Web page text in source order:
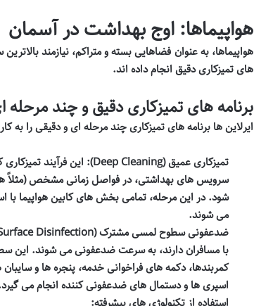
هواپیماها: اوج بهداشت در آسمان
هواپیماها، به عنوان فضاهایی بسته و متراکم، نیازمند
های تمیزکاری دقیق انجام داده اند.
برنامه های تمیزکاری دقیق و چند مرحله
ایرلاین ها برنامه های تمیزکاری چند مرحله ای و دقیقی را به
تمیزکاری عمیق (Deep Cleaning):
این فرآیند
شود. در این مرحله، تمامی بخش های کابین هواپیما با
می شوند.
ضدعفونی سطوح لمسی مشترک (High-Touch Surface Disinfection):
با مسافران دارند، به سرعت ضدعفونی می شوند. این
کمربندها، دکمه های فراخوانی خدمه، پنجره ها و
اسپری ها و دستمال های ضدعفونی کننده انجام می